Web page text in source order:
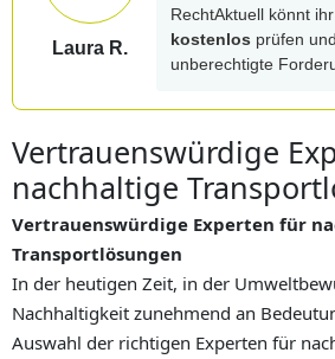
Laura R.
RechtAktuell könnt
kostenlos prüfen
unberechtigte
Vertrauenswürdige
nachhaltige
Vertrauenswürdige Experten für
Transportlösungen
In der heutigen Zeit, in der
Nachhaltigkeit zunehmend an
Auswahl der richtigen Experten für